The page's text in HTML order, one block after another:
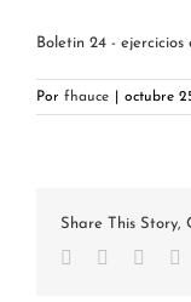
Boletin 24 -
Por fhauce octubre
Share This Story,
Facebook
TwitterReddit